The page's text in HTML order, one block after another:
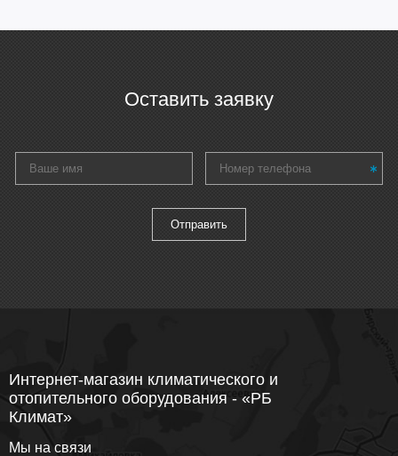
Оставить заявку
Интернет-магазин климатического и
отопительного оборудования - «РБ
Климат»
Мы на связи